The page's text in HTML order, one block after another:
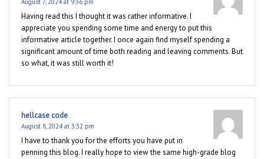
Having read this I thought it was rather informative. I
appreciate you spending some time and energy to put this
informative article together. I once again find myself spending a
significant amount of time both reading and leaving comments. But
so what, it was still worth it!
hellcase code
August 8, 2024 at 3:32 pm
I have to thank you for the efforts you have put in
penning this blog. I really hope to view the same high-grade blog